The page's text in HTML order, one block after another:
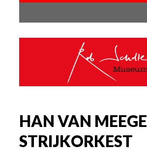
HAN VAN
STRIJKORKEST